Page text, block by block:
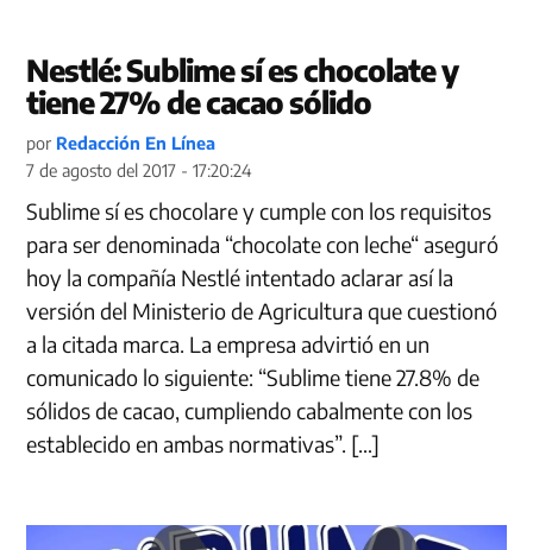
Nestlé: Sublime sí es chocolate y
tiene 27% de cacao sólido
por Redacción En Línea
7 de agosto del 2017 - 17:20:24
Sublime sí es chocolare y cumple con los requisitos
para ser denominada “chocolate con leche“ aseguró
hoy la compañía Nestlé intentado aclarar así la
versión del Ministerio de Agricultura que cuestionó
a la citada marca. La empresa advirtió en un
comunicado lo siguiente: “Sublime tiene 27.8% de
sólidos de cacao, cumpliendo cabalmente con los
establecido en ambas normativas”. […]